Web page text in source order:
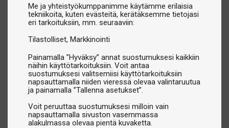
Me ja yhteistyökumppanimme käytämme erilaisia
tekniikoita, kuten evästeitä, kerätäksemme tietojasi
eri tarkoituksiin, mm. seuraaviin:
Tilastolliset Markkinointi
Painamalla ”Hyväksy” annat suostumuksesi kaikkiin
näihin käyttötarkoituksiin. Voit antaa
suostumuksesi valitsemiisi käyttötarkoituksiin
napsauttamalla niiden vieressä olevaa valintaruutua
ja painamalla ”Tallenna asetukset”.
Voit peruuttaa suostumuksesi milloin vain
napsauttamalla sivuston vasemmassa
alakulmassa olevaa pientä kuvaketta.